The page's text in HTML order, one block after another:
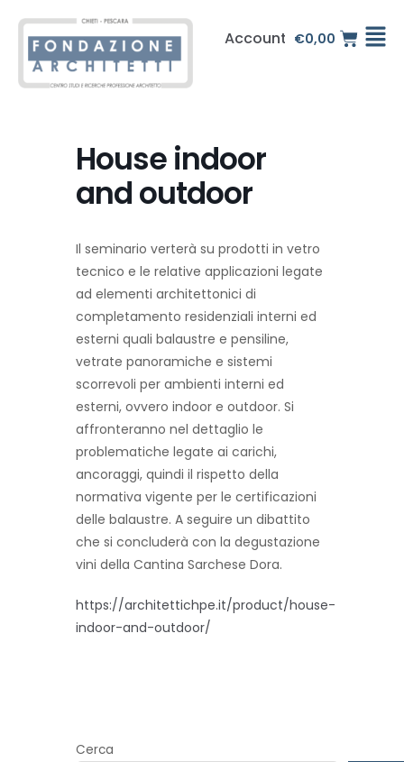
contenuto
Account €0,00
House indoor
and outdoor
Il seminario verterà su prodotti in vetro
tecnico e le relative applicazioni legate
ad elementi architettonici di
completamento residenziali interni ed
esterni quali balaustre e pensiline,
vetrate panoramiche e sistemi
scorrevoli per ambienti interni ed
esterni, ovvero indoor e outdoor. Si
affronteranno nel dettaglio le
problematiche legate ai carichi,
ancoraggi, quindi il rispetto della
normativa vigente per le certificazioni
delle balaustre. A seguire un dibattito
che si concluderà con la degustazione
vini della Cantina Sarchese Dora.
https://architettichpe.it/product/house-
indoor-and-outdoor/
Cerca